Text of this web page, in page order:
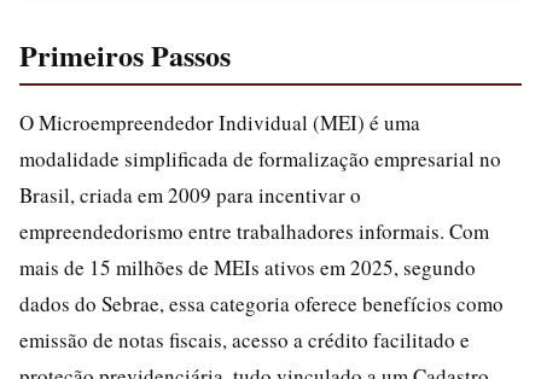
Primeiros Passos
O Microempreendedor Individual (MEI) é uma
modalidade simplificada de formalização empresarial no
Brasil, criada em 2009 para incentivar o
empreendedorismo entre trabalhadores informais. Com
mais de 15 milhões de MEIs ativos em 2025, segundo
dados do Sebrae, essa categoria oferece benefícios como
emissão de notas fiscais, acesso a crédito facilitado e